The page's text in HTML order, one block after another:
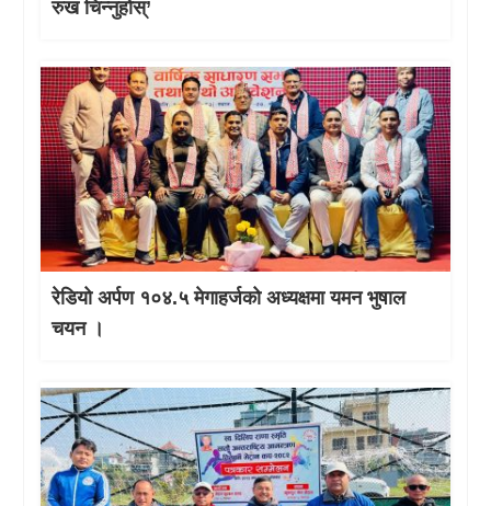
रुख चिन्नुहोस्’
रेडियो अर्पण १०४.५ मेगाहर्जको अध्यक्षमा यमन भुषाल
चयन ।